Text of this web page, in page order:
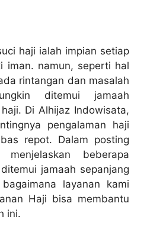
haji ialah impian setiap
iman. namun, seperti hal
rintangan dan masalah
ditemui jamaah
Di Alhijaz Indowisata,
pengalaman haji
repot. Dalam posting
beberapa
jamaah sepanjang
layanan kami
Haji bisa membantu
ini.